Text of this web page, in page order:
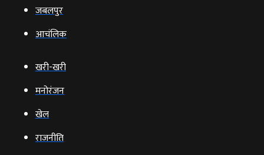
जबलपुर
आचंलिक
खरी-खरी
मनोरंजन
खेल
राजनीति